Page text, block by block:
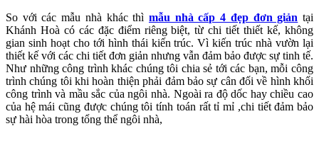
So với các mẫu nhà khác thì mẫu nhà cấp 4 đẹp đơn giản tại
Khánh Hoà có các đặc điểm riêng biệt, từ chi tiết thiết kế, không
gian sinh hoạt cho tới hình thái kiến trúc. Vì kiến trúc nhà vườn lại
thiết kế với các chi tiết đơn giản nhưng vẫn đảm bảo được sự tinh tế.
Như những công trình khác chúng tôi chia sẻ tới các bạn, mỗi công
trình chúng tôi khi hoàn thiện phải đảm bảo sự cân đối về hình khối
công trình và mầu sắc của ngôi nhà. Ngoài ra độ dốc hay chiều cao
của hệ mái cũng được chúng tôi tính toán rất tỉ mỉ ,chi tiết đảm bảo
sự hài hòa trong tổng thể ngôi nhà,